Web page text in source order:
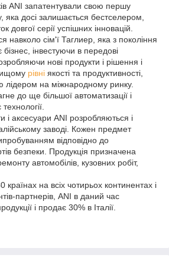
ANI запатентували свою першу
яка досі залишається бестселером,
серії успішних інновацій.
навколо сім'ї Таглиер, яка з покоління
інвестуючи в передові
нові продукти і рішення і
рівні якості та продуктивності,
лідером на міжнародному ринку.
до ще більшої автоматизації і
і аксесуари ANI розробляються і
заводі. Кожен предмет
відповідно до
безпеки. Продукція призначена
автомобілів, кузовних робіт,
країнах на всіх чотирьох континентах і
партнерів, ANI в даний час
і продає 30% в Італії.